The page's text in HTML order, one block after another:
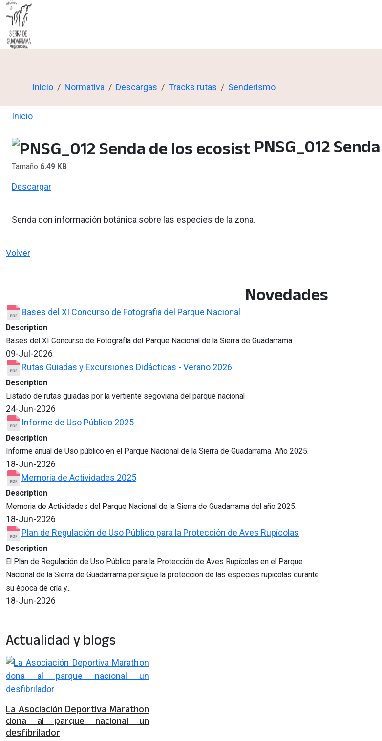
Inicio Normativa Descargas Tracks rutas Senderismo
Inicio
PNSG_012
Tamaño 6.49 KB
Descargar
Senda con información botánica sobre las especies de la zona.
Volver
Novedades
Bases del XI Concurso de Fotografia del Parque Nacional
Description
Bases del XI Concurso de Fotografía del Parque Nacional de la Sierra de Guadarrama
09-Jul-2026
Rutas Guiadas y Excursiones Didácticas - Verano 2026
Description
Listado de rutas guiadas por la vertiente segoviana del parque nacional
24-Jun-2026
Informe de Uso Público 2025
Description
Informe anual de Uso público en el Parque Nacional de la Sierra de Guadarrama. Año 2025.
18-Jun-2026
Memoria de Actividades 2025
Description
Memoria de Actividades del Parque Nacional de la Sierra de Guadarrama del año 2025.
18-Jun-2026
Plan de Regulación de Uso Público para la Protección de Aves Rupícolas
Description
El Plan de Regulación de Uso Público para la Protección de Aves Rupícolas en el Parque
Nacional de la Sierra de Guadarrama persigue la protección de las especies rupícolas durante
su época de cría y...
18-Jun-2026
Actualidad y blogs
La Asociación Deportiva Marathon
dona al parque nacional un
desfibrilador